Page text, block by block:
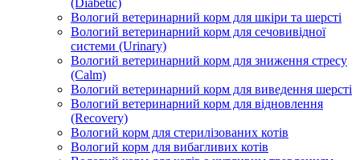
(Diabetic)
Вологий ветеринарний корм для шкіри та шерсті
Вологий ветеринарний корм для сечовивідної
системи (Urinary)
Вологий ветеринарний корм для зниження стресу
(Calm)
Вологий ветеринарний корм для виведення шерсті
Вологий ветеринарний корм для відновлення
(Recovery)
Вологий корм для стерилізованих котів
Вологий корм для вибагливих котів